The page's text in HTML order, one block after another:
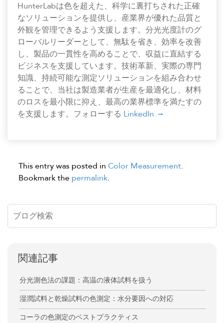
HunterLabは色を超えた、科学に裏打ちされた正確
なソリューションを提供し、産業界が優れた品質と
外観を管理できるよう支援します。分光光度計のグ
ローバルリーダーとして、無駄を省き、効率を改善
し、製品の一貫性を高めることで、収益に直結する
ビジネスを支援しています。技術革新、実際の専門
知識、持続可能な測定ソリューションを組み合わせ
ることで、当社は製造業者が生産を最適化し、材料
のロスを最小限に抑え、最高の業界標準を満たすの
を支援します。フォローする LinkedIn
This entry was posted in Color Measurement.
Bookmark the permalink.
関連記事
分光測色法の課題：高温の液体試料を扱う
湿潤試料と乾燥試料の色測定：水分要因への対応
コーラの色測定のベストプラクティス